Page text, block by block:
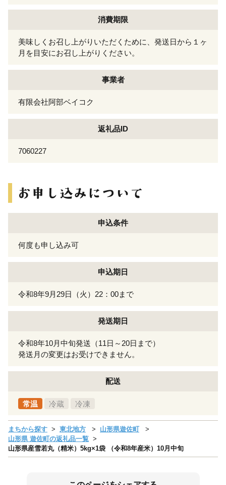
消費期限
美味しくお召し上がりいただくために、発送日から１ヶ
月を目安にお召し上がりください。
事業者
有限会社阿部ベイコク
返礼品ID
7060227
申込条件
何度も申し込み可
申込期日
令和8年9月29日（火）22：00まで
発送期日
令和8年10月中旬発送（11日～20日まで）
発送月の変更はお受けできません。
配送
常温 冷蔵 冷凍
まちから探す 東北地方
山形県遊佐町
山形県 遊佐町の返礼品一覧
山形県産雪若丸（精米）5kg×1袋 （令和8年産米）10月中旬